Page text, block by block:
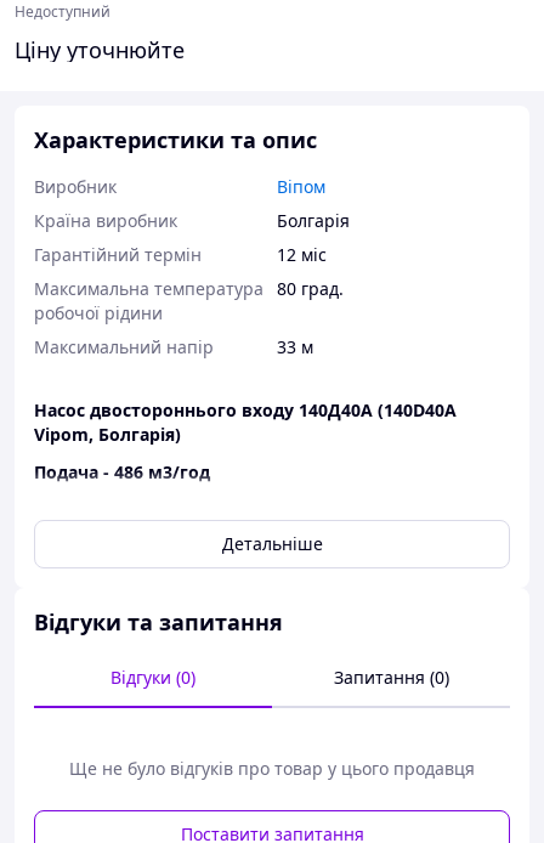
Недоступний
Ціну уточнюйте
Характеристики та опис
Виробник
Віпом
Країна виробник
Болгарія
Гарантійний термін
12 міс
Максимальна температура
робочої рідини
80 град.
Максимальний напір 33 м
Насос двостороннього входу 140Д40А (140D40A
Vipom, Болгарія)
Подача - 486 м3/год
Детальніше
Відгуки та запитання
Відгуки (0) Запитання (0)
Ще не було відгуків про товар у цього продавця
Поставити запитання